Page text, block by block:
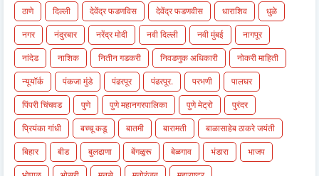
ठाणे
दिल्ली देवेंद्र फडणविस देवेंद्र फडणवीस धाराशिव
धुळे
नगर
नंदुरबार नरेंद्र मोदी नवी दिल्ली नवी मुंबई
नागपूर
नांदेड
नाशिक नितीन गडकरी निवडणुक अधिकारी
नोकरी माहिती
न्यूयॉर्क
पंकजा मुंडे पंढरपूर पंढरपूर. परभणी
पालघर
पिंपरी चिंचवड
पुणे पुणे महानगरपालिका पुणे मेट्रो
पुरंदर
प्रियंका गांधी
बच्चू कडू बातमी बारामती
बाळासाहेब ठाकरे जयंती
बिहार
बीड बुलढाणा बेंगळुरू बेळगाव भंडारा
भाजप